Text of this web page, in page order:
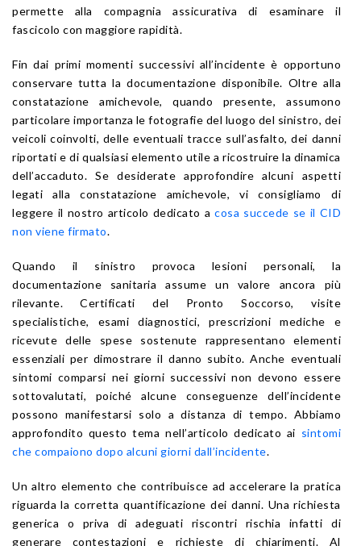
permette alla compagnia assicurativa di esaminare il
fascicolo con maggiore rapidità.
Fin dai primi momenti successivi all’incidente è opportuno
conservare tutta la documentazione disponibile. Oltre alla
constatazione amichevole, quando presente, assumono
particolare importanza le fotografie del luogo del sinistro, dei
veicoli coinvolti, delle eventuali tracce sull’asfalto, dei danni
riportati e di qualsiasi elemento utile a ricostruire la dinamica
dell’accaduto. Se desiderate approfondire alcuni aspetti
legati alla constatazione amichevole, vi consigliamo di
leggere il nostro articolo dedicato a cosa succede se il CID
non viene firmato.
Quando il sinistro provoca lesioni personali, la
documentazione sanitaria assume un valore ancora più
rilevante. Certificati del Pronto Soccorso, visite
specialistiche, esami diagnostici, prescrizioni mediche e
ricevute delle spese sostenute rappresentano elementi
essenziali per dimostrare il danno subito. Anche eventuali
sintomi comparsi nei giorni successivi non devono essere
sottovalutati, poiché alcune conseguenze dell’incidente
possono manifestarsi solo a distanza di tempo. Abbiamo
approfondito questo tema nell’articolo dedicato ai sintomi
che compaiono dopo alcuni giorni dall’incidente.
Un altro elemento che contribuisce ad accelerare la pratica
riguarda la corretta quantificazione dei danni. Una richiesta
generica o priva di adeguati riscontri rischia infatti di
generare contestazioni e richieste di chiarimenti. Al